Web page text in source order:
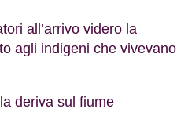
all’arrivo videro la
agli indigeni che vivevano
deriva sul fiume